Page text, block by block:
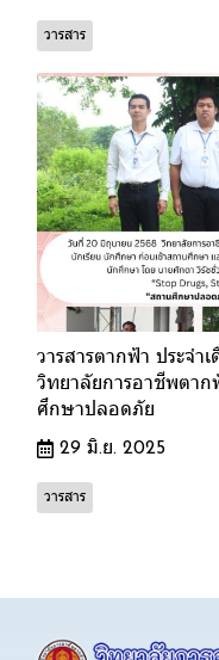
วารสาร
วารสารตากฟ้า ประจ
วิทยาลัยการอาชีพตาก
ศึกษาปลอดภัย
29 มิ.ย. 2025
วารสาร